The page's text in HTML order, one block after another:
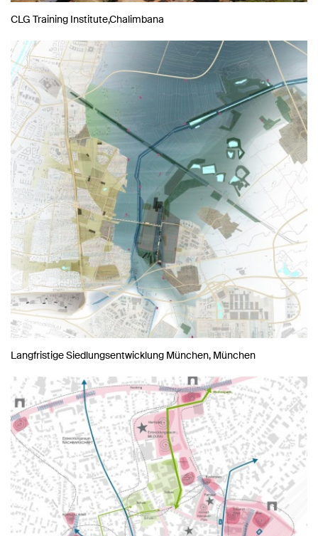
CLG Training Institute,Chalimbana
Langfristige Siedlungsentwicklung München, München